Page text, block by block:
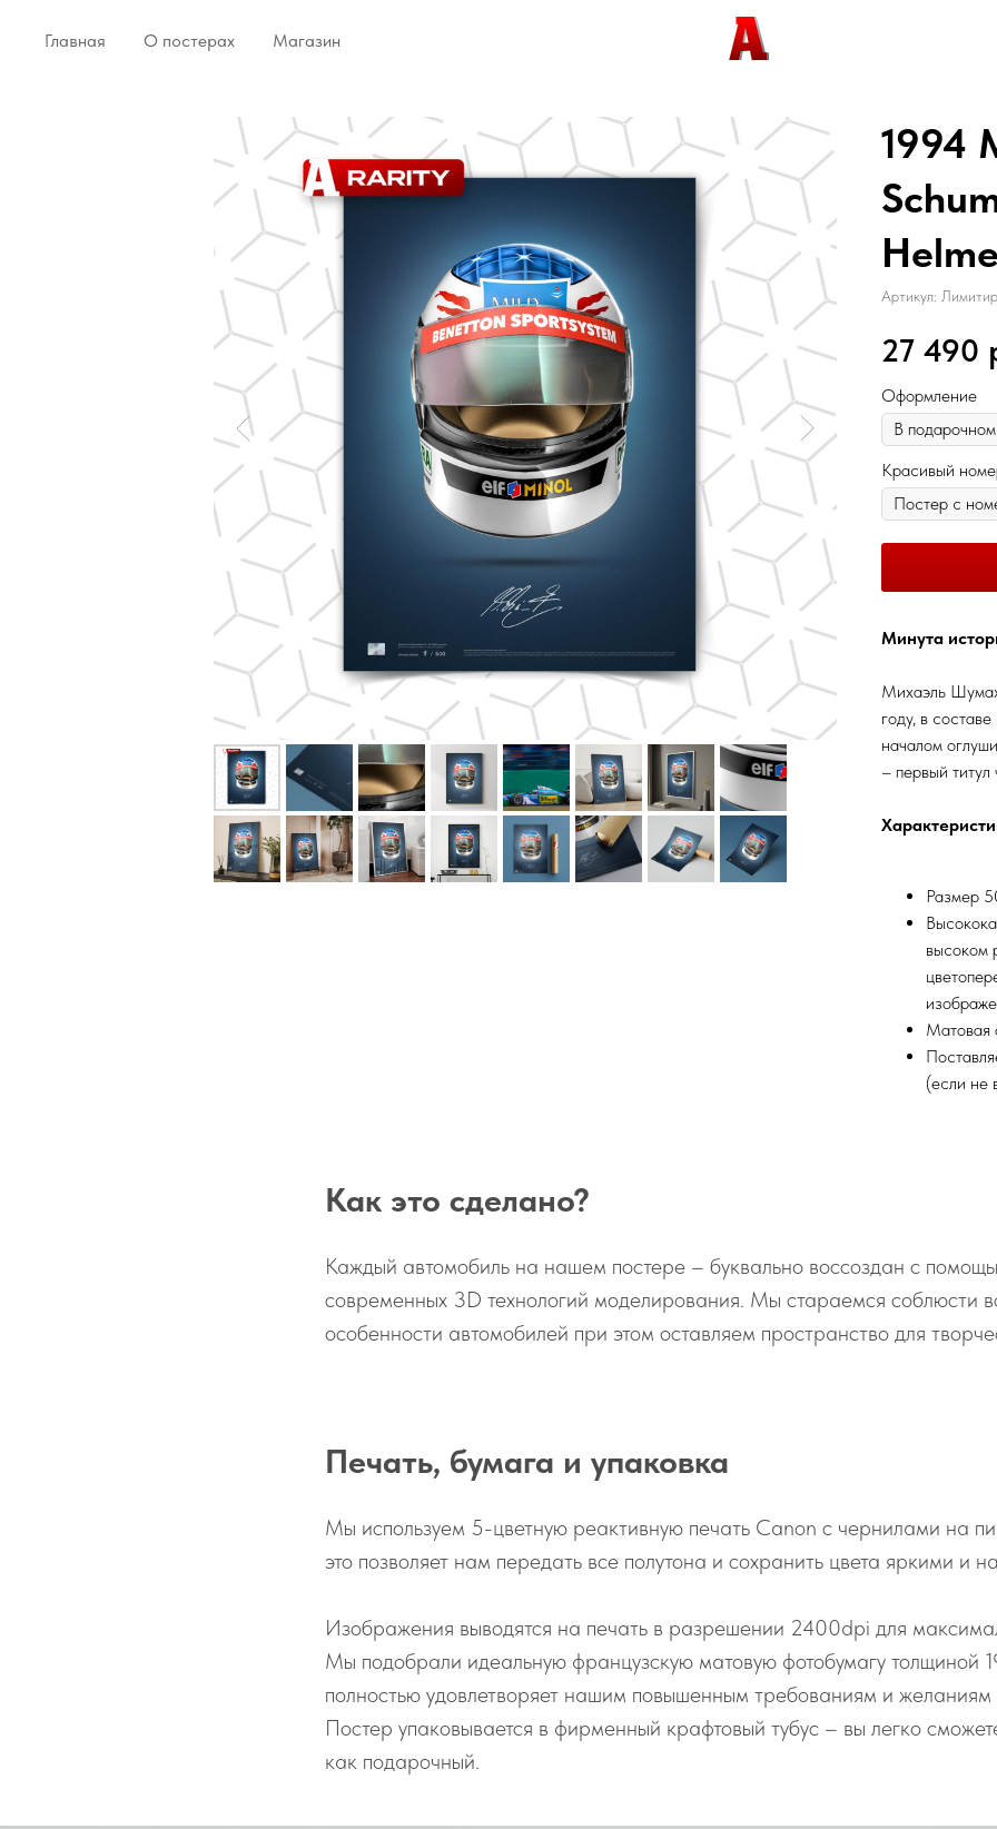
Главная О постерах Магазин
1994
Артикул:
27 490
Оформление
Красивый
Минута
Михаэль
году, в
началом
– первый
Размер
высоком
Матовая
(если не
Как это сделано?
Каждый автомобиль на нашем постере – буквально воссоздан с
современных 3D технологий моделирования. Мы стараемся соблюсти
особенности автомобилей при этом оставляем пространство для
Печать, бумага и упаковка
Мы используем 5-цветную реактивную печать Canon с чернилами на
это позволяет нам передать все полутона и сохранить цвета яркими и
Изображения выводятся на печать в разрешении 2400dpi для
Мы подобрали идеальную французскую матовую фотобумагу толщиной
полностью удовлетворяет нашим повышенным требованиям и желаниям
Постер упаковывается в фирменный крафтовый тубус – вы легко
как подарочный.